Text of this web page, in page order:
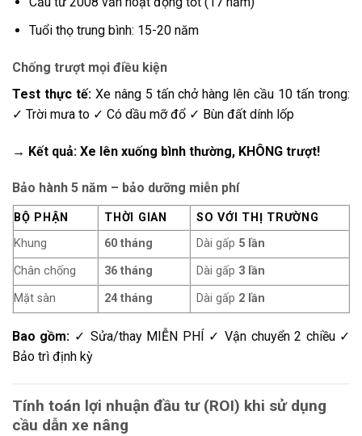
Tuổi thọ trung bình: 15-20 năm
Chống trượt mọi điều kiện
Test thực tế:Xe nâng 5 tấn chở hàng lên cầu 10 tấn trong:
✓ Trời mưa to ✓ Có dầu mỡ đổ ✓ Bùn đất dính lốp
→ Kết quả: Xe lên xuống bình thường, KHÔNG trượt!
Bảo hành 5 năm – bảo dưỡng miễn phí
BỘ PHẬN THỜI GIAN
SO VỚI THỊ TRƯỜNG
Khung
60 tháng Dài gấp 5 lần
Chân chống
36 tháng Dài gấp 3 lần
Mặt sàn
24 tháng Dài gấp 2 lần
Bao gồm: ✓ Sửa/thay MIỄN PHÍ ✓ Vận chuyển 2 chiều ✓
Bảo trì định kỳ
Tính toán lợi nhuận đầu tư (ROI) khi sử dụng
cầu dẫn xe nâng